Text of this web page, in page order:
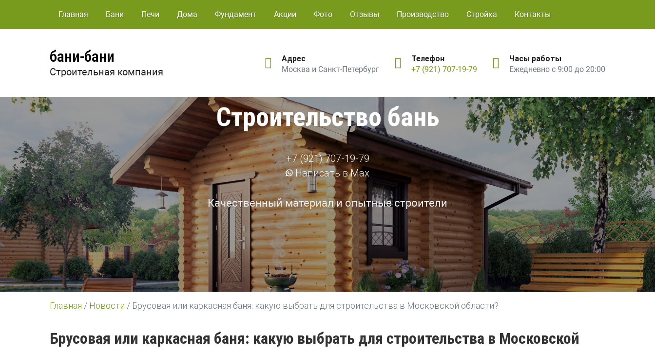
Главная Бани Печи Дома Фундамент Акции Фото Отзывы Производство Стройка Контакты
бани-бани
Строительная компания
Адрес
Москва и Санкт-Петербург
Телефон
+7 (921) 707-19-79
Часы работы
Ежедневно с 9:00 до 20:00
Строительство бань
+7 (921) 707-19-79
Написать в Max
Качественный материал и опытные строители
Главная / Новости / Брусовая или каркасная баня: какую выбрать для строительства в Московской области?
Брусовая или каркасная баня: какую выбрать для строительства в Московской